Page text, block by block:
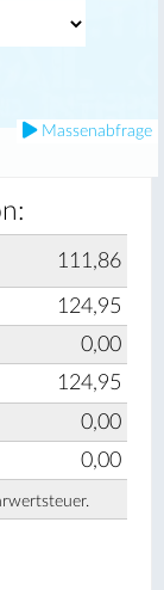
Massenabfrage
111,86
124,95
0,00
124,95
0,00
0,00